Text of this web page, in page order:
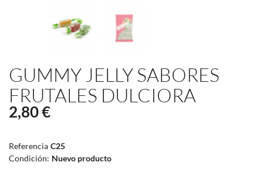
GUMMY JELLY SABORES
FRUTALES DULCIORA
2,80 €
Referencia C25
Condición: Nuevo producto